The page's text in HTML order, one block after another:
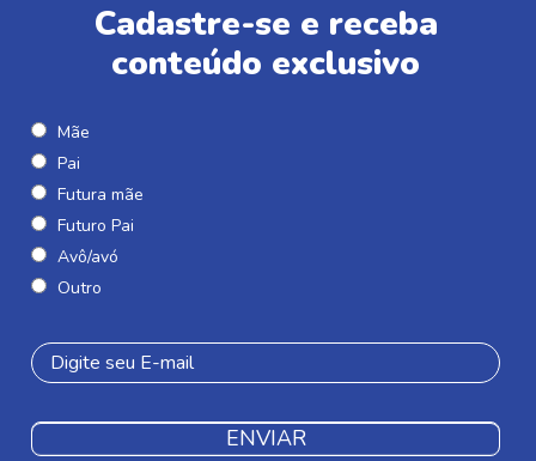
Cadastre-se e receba
conteúdo exclusivo
Mãe
Pai
Futura mãe
Futuro Pai
Avô/avó
Outro
ENVIAR